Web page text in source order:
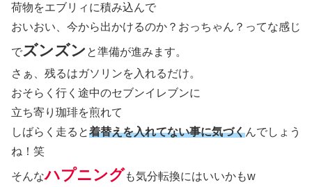
荷物をエブリィに積み込んで
おいおい、今から出かけるのか？おっちゃん？ってな感じ
でズンズン と準備が進みます。
さぁ、残るはガソリンを入れるだけ。
おそらく行く途中のセブンイレブンに
立ち寄り珈琲を煎れて
しばらく走ると着替えを入れてない事に気づくんでしょう
ね！笑
そんなハプニングも気分転換にはいいかもw